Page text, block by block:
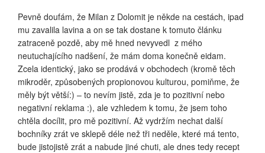
Pevně doufám, že Milan z Dolomit je někde na cestách, ipad
mu zavalila lavina a on se tak dostane k tomuto článku
zatraceně pozdě, aby mě hned nevyvedl z mého
neutuchajícího nadšení, že mám doma konečně eidam.
Zcela identický, jako se prodává v obchodech (kromě těch
mikroděr, způsobených propionovou kulturou, pomiňme, že
měly být větší:) – to nevím jistě, zda je to pozitivní nebo
negativní reklama :), ale vzhledem k tomu, že jsem toho
chtěla docílit, pro mě pozitivní. Až vydržím nechat další
bochníky zrát ve sklepě déle než tři neděle, které má tento,
bude jistojistě zrát a nabude jiné chuti, ale dnes tedy recept